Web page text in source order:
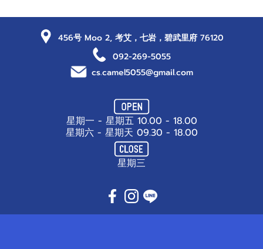
456号 Moo 2, 考艾，七岩，碧武里府 76120
092-269-5055
cs.camel5055@gmail.com
星期一 - 星期五 10.00 - 18.00
星期六 - 星期天 09.30 - 18.00
星期三